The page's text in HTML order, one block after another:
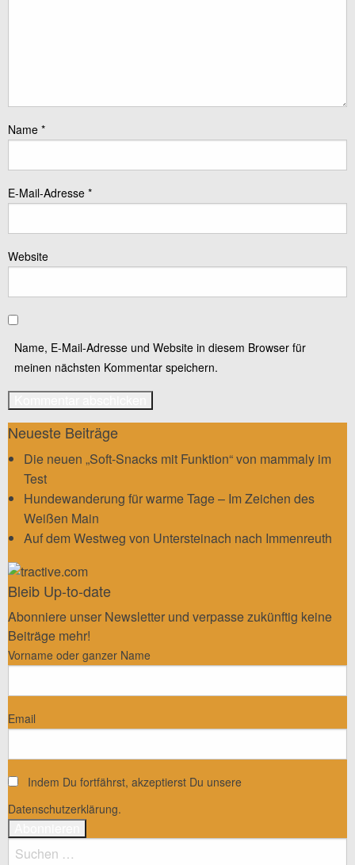
Name *
E-Mail-Adresse *
Website
Name, E-Mail-Adresse und Website in diesem Browser für
meinen nächsten Kommentar speichern.
Neueste Beiträge
Die neuen „Soft-Snacks mit Funktion“ von mammaly im
Test
Hundewanderung für warme Tage – Im Zeichen des
Weißen Main
Auf dem Westweg von Untersteinach nach Immenreuth
Bleib Up-to-date
Abonniere unser Newsletter und verpasse zukünftig keine
Beiträge mehr!
Vorname oder ganzer Name
Email
Indem Du fortfährst, akzeptierst Du unsere
Datenschutzerklärung.
Suchen